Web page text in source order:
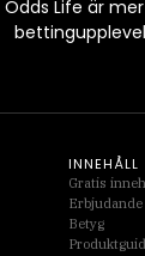
Odds Life är
INNEHÅLL
Gratis
Betyg